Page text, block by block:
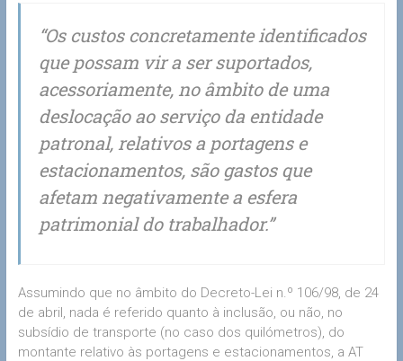
“Os custos concretamente identificados
que possam vir a ser suportados,
acessoriamente, no âmbito de uma
deslocação ao serviço da entidade
patronal, relativos a portagens e
estacionamentos, são gastos que
afetam negativamente a esfera
patrimonial do trabalhador.”
Assumindo que no âmbito do Decreto-Lei n.º 106/98, de 24
de abril, nada é referido quanto à inclusão, ou não, no
subsídio de transporte (no caso dos quilómetros), do
montante relativo às portagens e estacionamentos, a AT